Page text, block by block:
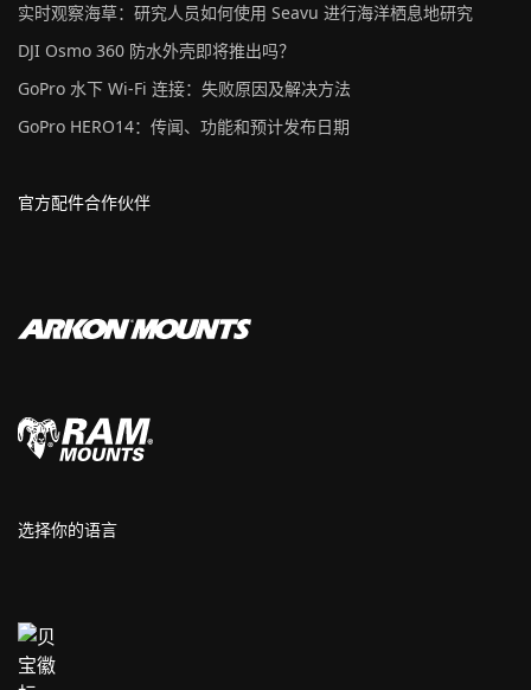
实时观察海草：研究人员如何使用 Seavu 进行海洋栖息地研究
DJI Osmo 360 防水外壳即将推出吗？
GoPro 水下 Wi-Fi 连接：失败原因及解决方法
GoPro HERO14：传闻、功能和预计发布日期
官方配件合作伙伴
选择你的语言